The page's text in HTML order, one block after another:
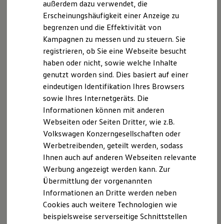
Marke und Erlebnis
Volkswagen R und R Experience
R-Modelle
R Experience
Driving Experience
Volkswagen entdecken
Werkbesichtigung
Lifestyle Shop
T-Roc Kollektion
Golf Kollektion
Volkswagen Kollektion
R-Kollektion
GTI Kollektion
Fußball Drop
we drive football
#wedriveproud
Besitzer und Service
myVolkswagen
Software Updates
Service und Ersatzteile
Inspektion und HU/AU
Mehr Sicherheit durch freie Sicht:
Kein lästiges Eiskratzen, sondern freie Sicht dank
eisfreier Scheiben ohne Beschlagen.
Abgestimmt auf Ihren
Volkswagen
Vollständige Integration ins Fahrzeug in
bewährter
Volkswagen
Qualität.
Kann den Motor schonen:
Dank des Vorheizens verhindern Sie Kaltstarts,
die mehr Kraftstoff benötigen. So können Sie den
Motorverschleiß reduzieren.
außerdem dazu verwendet, die
Erscheinungshäufigkeit einer Anzeige zu
begrenzen und die Effektivität von
Kampagnen zu messen und zu steuern. Sie
registrieren, ob Sie eine Webseite besucht
haben oder nicht, sowie welche Inhalte
genutzt worden sind. Dies basiert auf einer
eindeutigen Identifikation Ihres Browsers
sowie Ihres Internetgeräts. Die
Informationen können mit anderen
Webseiten oder Seiten Dritter, wie z.B.
Volkswagen Konzerngesellschaften oder
Werbetreibenden, geteilt werden, sodass
Ihnen auch auf anderen Webseiten relevante
Werbung angezeigt werden kann. Zur
Übermittlung der vorgenannten
Informationen an Dritte werden neben
Cookies auch weitere Technologien wie
beispielsweise serverseitige Schnittstellen